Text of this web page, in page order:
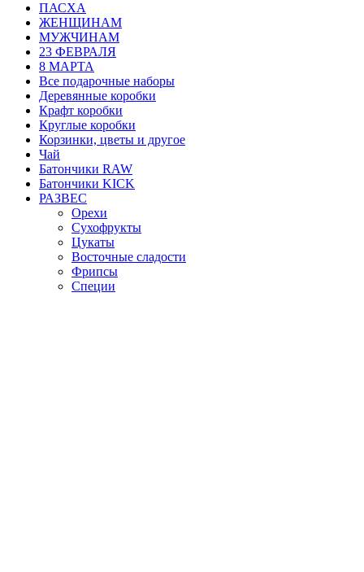
ПАСХА
ЖЕНЩИНАМ
МУЖЧИНАМ
23 ФЕВРАЛЯ
8 МАРТА
Все подарочные наборы
Деревянные коробки
Крафт коробки
Круглые коробки
Корзинки, цветы и другое
Чай
Батончики RAW
Батончики KICK
РАЗВЕС
Орехи
Сухофрукты
Цукаты
Восточные сладости
Фрипсы
Специи